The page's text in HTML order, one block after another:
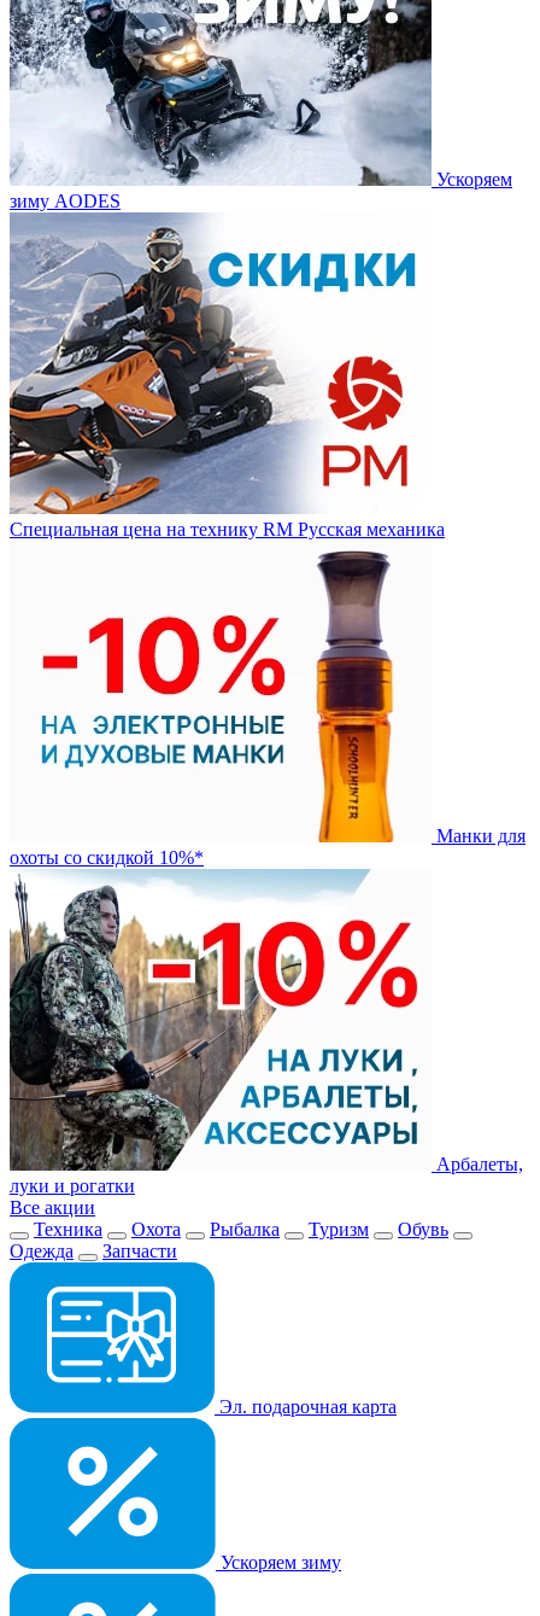
Ускоряем
зиму AODES
Специальная цена на технику RM Русская механика
Манки для
охоты со скидкой 10%*
Арбалеты,
луки и рогатки
Все акции
Техника
Охота Рыбалка Туризм
Обувь
Одежда
Запчасти
Эл. подарочная карта
Ускоряем зиму